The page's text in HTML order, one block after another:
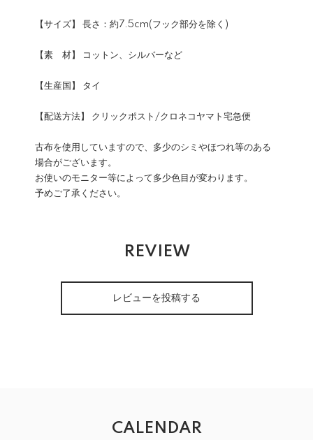
【サイズ】 長さ：約7.5cm(フック部分を除く)
【素 材】 コットン、シルバーなど
【生産国】 タイ
【配送方法】 クリックポスト/クロネコヤマト宅急便
古布を使用していますので、多少のシミやほつれ等のある
場合がございます。
お使いのモニター等によって多少色目が変わります。
予めご了承ください。
REVIEW
レビューを投稿する
CALENDAR